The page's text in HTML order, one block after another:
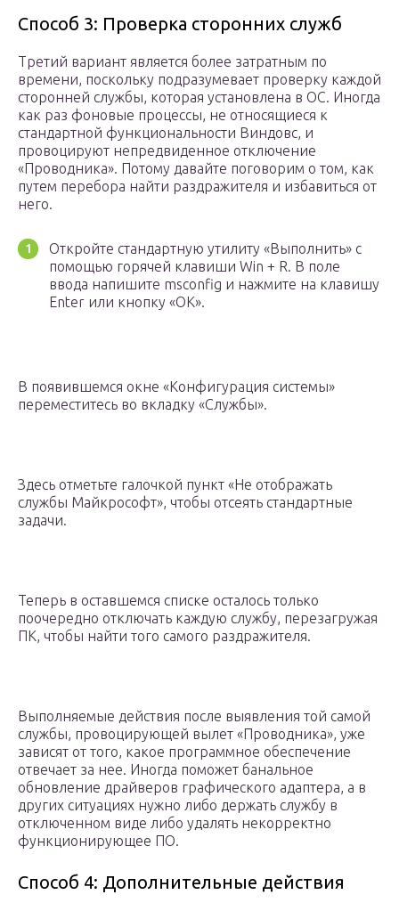
Способ 3: Проверка сторонних служб
Третий вариант является более затратным по
времени, поскольку подразумевает проверку каждой
сторонней службы, которая установлена в ОС. Иногда
как раз фоновые процессы, не относящиеся к
стандартной функциональности Виндовс, и
провоцируют непредвиденное отключение
«Проводника». Потому давайте поговорим о том, как
путем перебора найти раздражителя и избавиться от
него.
Откройте стандартную утилиту «Выполнить» с
помощью горячей клавиши Win + R. В поле
ввода напишите msconfig и нажмите на клавишу
Enter или кнопку «ОК».
В появившемся окне «Конфигурация системы»
переместитесь во вкладку «Службы».
Здесь отметьте галочкой пункт «Не отображать
службы Майкрософт», чтобы отсеять стандартные
задачи.
Теперь в оставшемся списке осталось только
поочередно отключать каждую службу, перезагружая
ПК, чтобы найти того самого раздражителя.
Выполняемые действия после выявления той самой
службы, провоцирующей вылет «Проводника», уже
зависят от того, какое программное обеспечение
отвечает за нее. Иногда поможет банальное
обновление драйверов графического адаптера, а в
других ситуациях нужно либо держать службу в
отключенном виде либо удалять некорректно
функционирующее ПО.
Способ 4: Дополнительные действия